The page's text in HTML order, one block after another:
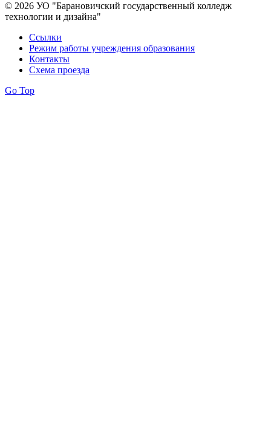
© 2026 УО "Барановичский государственный колледж
технологии и дизайна"
Ссылки
Режим работы учреждения образования
Контакты
Схема проезда
Go Top